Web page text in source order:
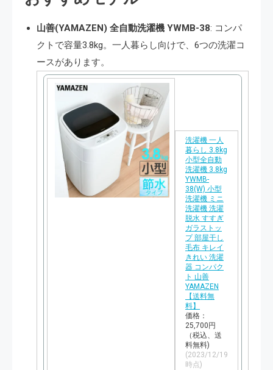
山善(YAMAZEN) 全自動洗濯機 YWMB-38: コンパ
クトで容量3.8kg。一人暮らし向けで、6つの洗濯コ
ースがあります​​。
洗濯機 一人
暮らし 3.8kg
小型全自動
洗濯機 3.8kg
YWMB-
38(W) 小型
洗濯機 ミニ
洗濯機 洗濯
脱水 すすぎ
ガラストッ
プ 部屋干し
毛布 キレイ
きれい 洗濯
器 コンパク
ト 山善
YAMAZEN
【送料無
料】
価格：
25,700円
（税込、送
料無料)
(2023/12/19
時点)